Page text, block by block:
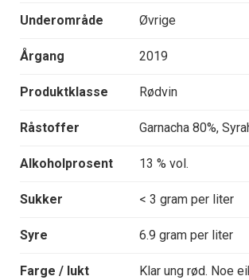
Underområde Øvrige
Årgang 2019
Produktklasse Rødvin
Råstoffer Garnacha 80%,
Alkoholprosent 13 % vol.
Sukker < 3 gram per liter
Syre 6.9 gram per liter
Farge / lukt
Klar ung rød. Noe